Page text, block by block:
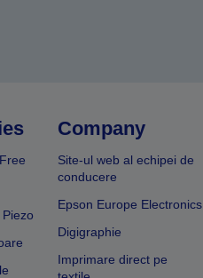
Company
Site-ul web al echipei de
conducere
Epson Europe Electronics
Digigraphie
Imprimare direct pe